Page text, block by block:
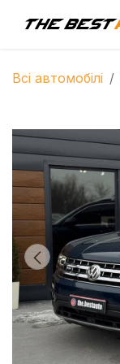
Всі автомобілі